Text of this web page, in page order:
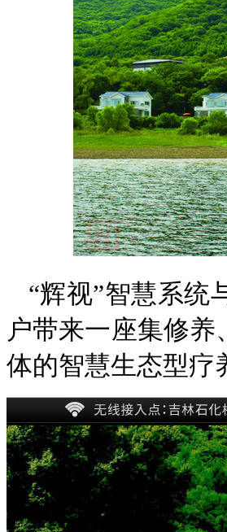
“辉视”智慧系统
户带来一座集修
体的智慧生态型疗